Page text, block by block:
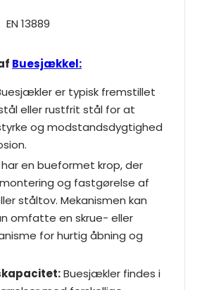
EN 13889
Buesjækkel:
er typisk fremstillet
eller rustfrit stål for at
og modstandsdygtighed
har en bueformet krop, der
og fastgørelse af
ståltov. Mekanismen kan
omfatte en skrue- eller
for hurtig åbning og
Buesjækler findes i